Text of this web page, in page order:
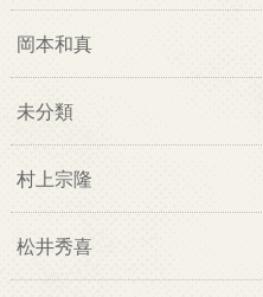
岡本和真
未分類
村上宗隆
松井秀喜